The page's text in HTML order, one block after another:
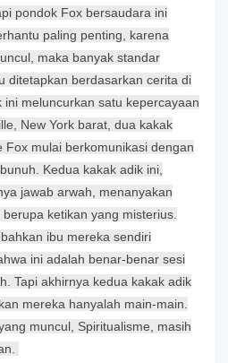
pondok Fox bersaudara ini
paling penting, karena
maka banyak standar
ditetapkan berdasarkan cerita di
meluncurkan satu kepercayaan
New York barat, dua kakak
Fox mulai berkomunikasi dengan
Kedua kakak adik ini,
jawab arwah, menanyakan
ketikan yang misterius.
ibu mereka sendiri
ini adalah benar-benar sesi
Tapi akhirnya kedua kakak adik
mereka hanyalah main-main.
muncul, Spiritualisme, masih